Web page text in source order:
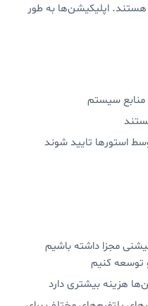
هستند. اپلیکیشن‌ها به طور
منابع سیستم
استورها تایید شوند
مجزا داشته باشیم
توسعه کنیم
هزینه بیشتری دارد